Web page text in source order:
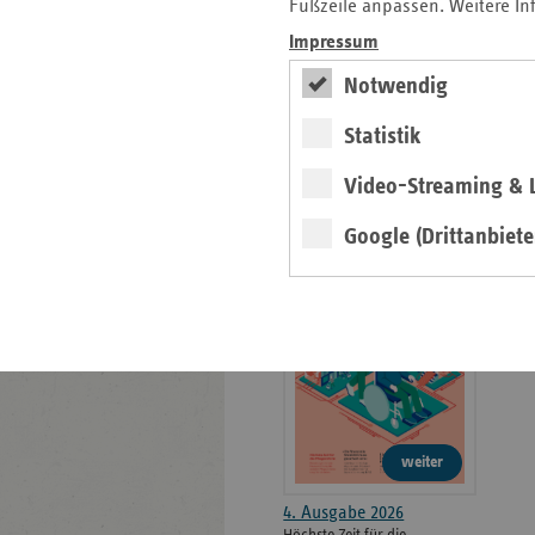
Fußzeile anpassen. Weitere
Impressum
Notwendig
Statistik
Video-Streaming &
Google
Informationen
Der vdek
Karriere
Die GKV
ePaper
weiter
4. Ausgabe 2026